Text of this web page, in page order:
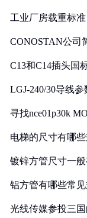
工业厂房载重标
CONOSTAN公司
C13和C14插头国
LGJ-240/30导线
寻找nce01p30k
电梯的尺寸有哪
镀锌方管尺寸一
铝方管有哪些常
光线传媒参投三